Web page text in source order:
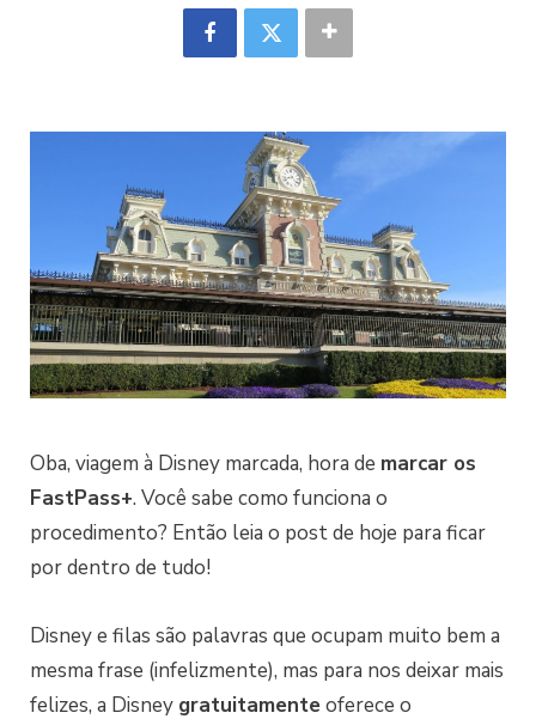
Oba, viagem à Disney marcada, hora de marcar os
FastPass+. Você sabe como funciona o
procedimento? Então leia o post de hoje para ficar
por dentro de tudo!
Disney e filas são palavras que ocupam muito bem a
mesma frase (infelizmente), mas para nos deixar mais
felizes, a Disney gratuitamenteoferece o